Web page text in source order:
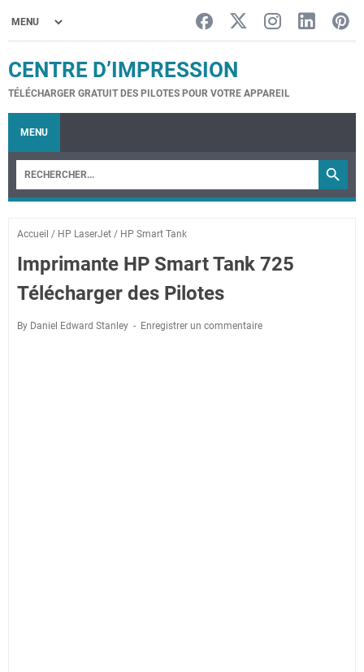
CENTRE D’IMPRESSION
TÉLÉCHARGER GRATUIT DES PILOTES POUR VOTRE APPAREIL
MENU
Accueil / HP LaserJet / HP Smart Tank
Imprimante HP Smart Tank 725
Télécharger des Pilotes
By Daniel Edward Stanley Enregistrer un commentaire